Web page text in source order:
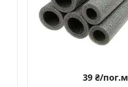
39 ₴/пог.м